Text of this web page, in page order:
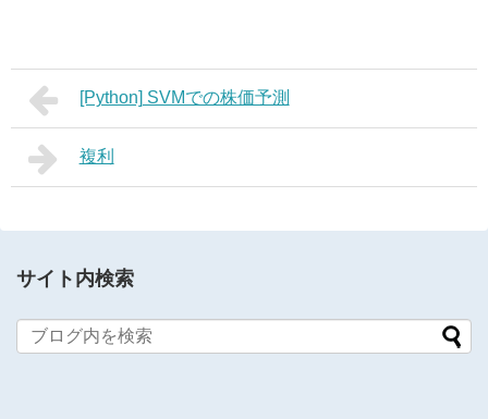
[Python] SVMでの株価予測
複利
サイト内検索